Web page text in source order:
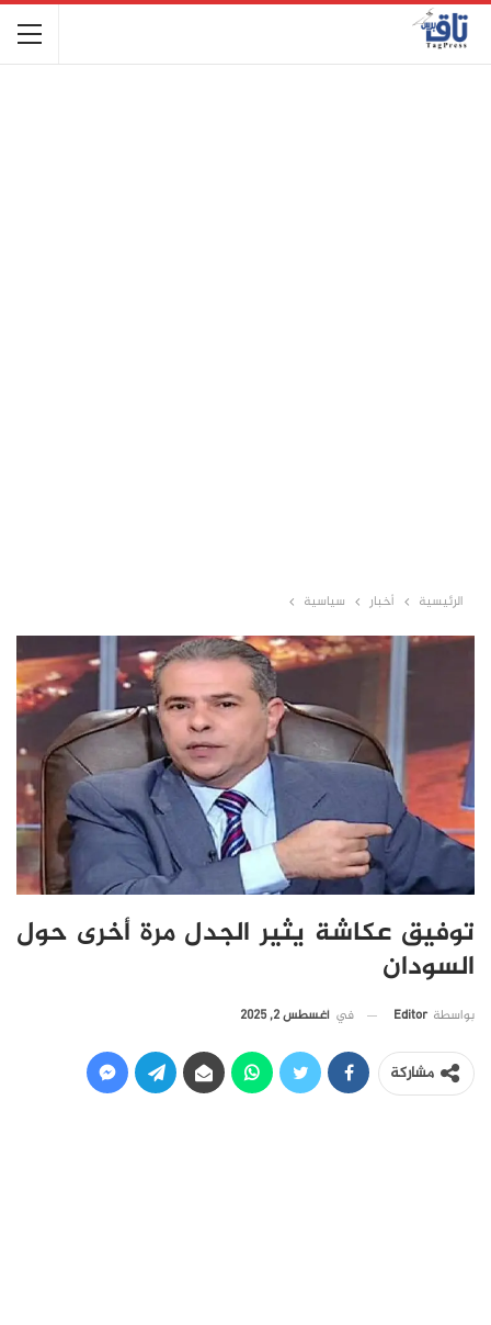
الرئيسية أخبار سياسية
توفيق عكاشة يثير الجدل مرة أخرى حول
السودان
بواسطة Editor في أغسطس 2, 2025
مشاركة